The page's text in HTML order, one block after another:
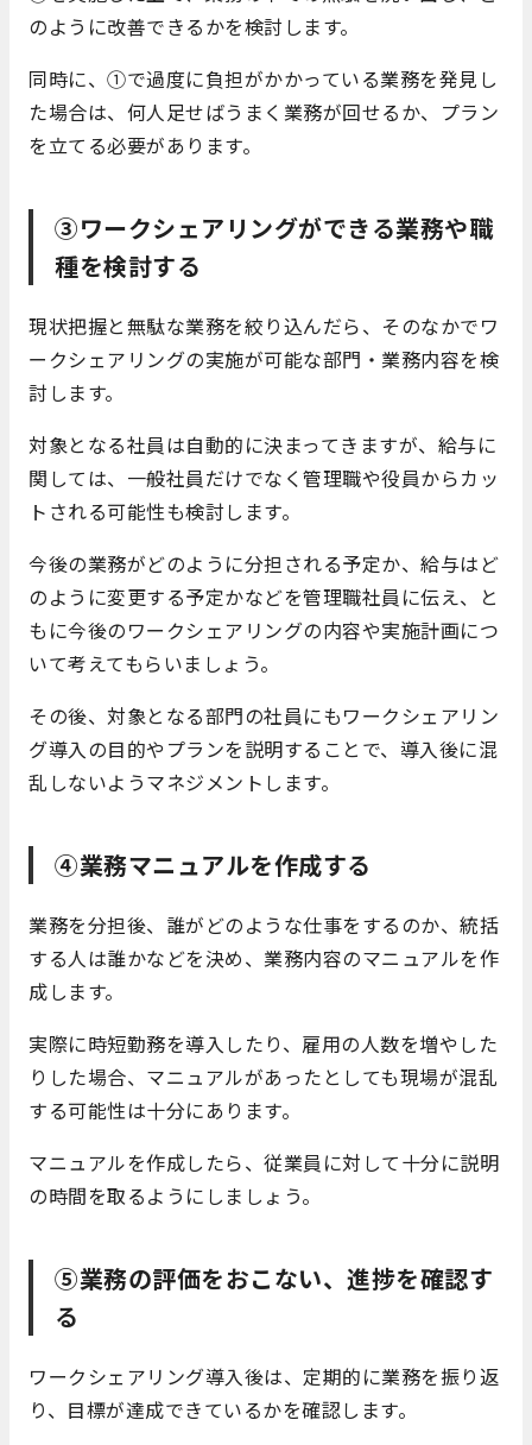
のように改善できるかを検討します。
同時に、①で過度に負担がかかっている業務を発見し
た場合は、何人足せばうまく業務が回せるか、プラン
を立てる必要があります。
③ワークシェアリングができる業務や職
種を検討する
現状把握と無駄な業務を絞り込んだら、そのなかでワ
ークシェアリングの実施が可能な部門・業務内容を検
討します。
対象となる社員は自動的に決まってきますが、給与に
関しては、一般社員だけでなく管理職や役員からカッ
トされる可能性も検討します。
今後の業務がどのように分担される予定か、給与はど
のように変更する予定かなどを管理職社員に伝え、と
もに今後のワークシェアリングの内容や実施計画につ
いて考えてもらいましょう。
その後、対象となる部門の社員にもワークシェアリン
グ導入の目的やプランを説明することで、導入後に混
乱しないようマネジメントします。
④業務マニュアルを作成する
業務を分担後、誰がどのような仕事をするのか、統括
する人は誰かなどを決め、業務内容のマニュアルを作
成します。
実際に時短勤務を導入したり、雇用の人数を増やした
りした場合、マニュアルがあったとしても現場が混乱
する可能性は十分にあります。
マニュアルを作成したら、従業員に対して十分に説明
の時間を取るようにしましょう。
⑤業務の評価をおこない、進捗を確認す
る
ワークシェアリング導入後は、定期的に業務を振り返
り、目標が達成できているかを確認します。